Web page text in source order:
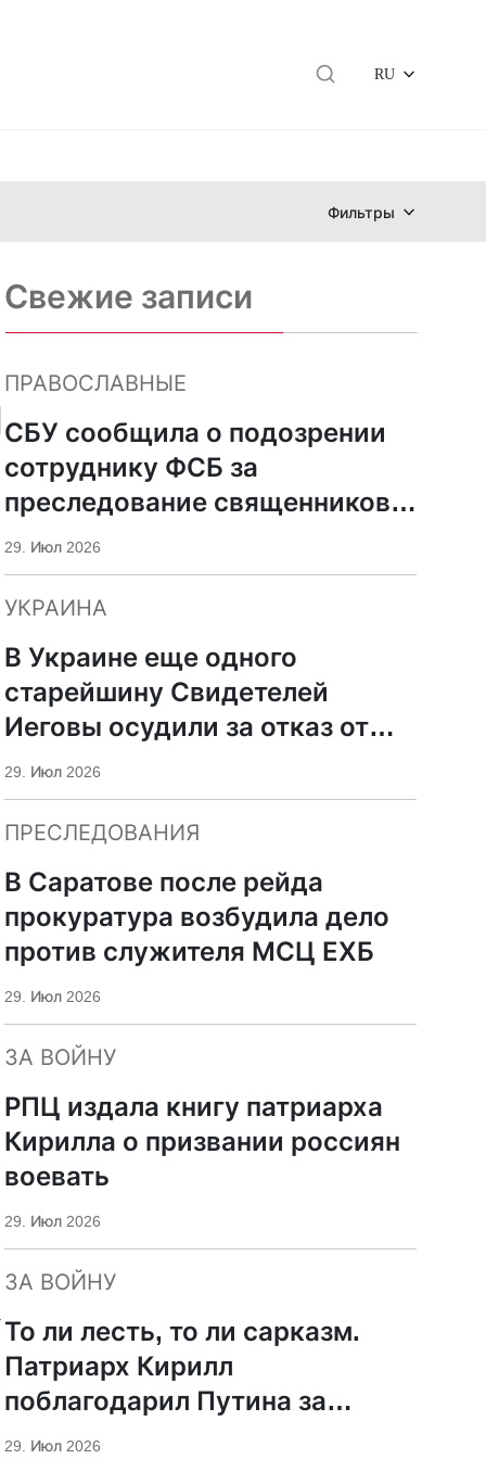
RU
Фильтры
Свежие записи
ПРАВОСЛАВНЫЕ
СБУ сообщила о подозрении
сотруднику ФСБ за
преследование священников
ПЦУ
29. Июл 2026
УКРАИНА
В Украине еще одного
старейшину Свидетелей
Иеговы осудили за отказ от
мобилизации
29. Июл 2026
ПРЕСЛЕДОВАНИЯ
В Саратове после рейда
прокуратура возбудила дело
против служителя МСЦ ЕХБ
29. Июл 2026
ЗА ВОЙНУ
РПЦ издала книгу патриарха
Кирилла о призвании россиян
воевать
29. Июл 2026
ЗА ВОЙНУ
То ли лесть, то ли сарказм.
Патриарх Кирилл
поблагодарил Путина за
защиту суверенитета и
29. Июл 2026